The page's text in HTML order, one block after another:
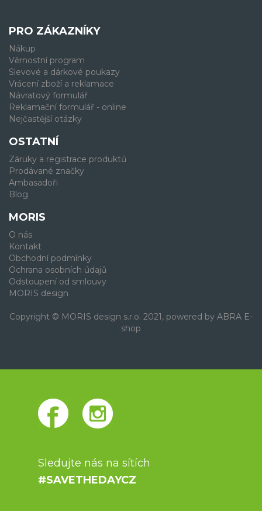
PRO ZÁKAZNÍKY
Nákup
Věrnostní program
Slevové a dárkové poukazy
Vrácení zboží a reklamace
Návratový formulář
Reklamační formulář - online
Nejčastější otázky
OSTATNÍ
Záruky a registrace produktů
Prodávané značky
Ambasadoři
Blog
MORIS
O nás
Kontakt
Obchodní podmínky
Ochrana osobních údajů
Odstoupení od smlouvy
MORIS design
Copyright © MORIS design s.r.o. 2021, powered by ABRA E-
shop
Sledujte nás na sítích
#SAVETHEDAYCZ